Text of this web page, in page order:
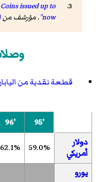
issued up to
now" . مؤرشف من
قطعة نقدية من
'95
'96
دولار
أمريكي
59.0%
62.1%
يورو